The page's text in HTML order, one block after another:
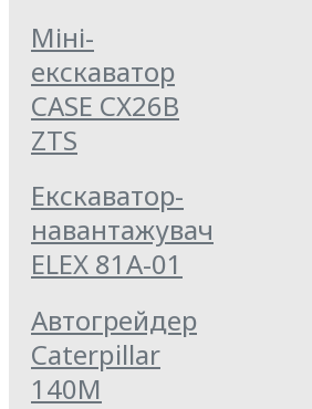
Міні-
екскаватор
CASE CX26B
ZTS
Екскаватор-
навантажувач
ELEX 81А-01
Автогрейдер
Caterpillar
140M